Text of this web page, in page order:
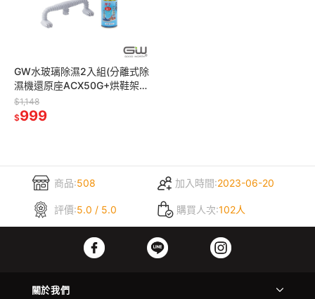
GW水玻璃除濕2入組(分離式除
濕機還原座ACX50G+烘鞋架
ACA130A 各1)【贈】日本
TAMURA鞋襪除臭噴霧*1
$1,148
$999
商品:508 加入時間:2023-06-20
評價:5.0 / 5.0 購買人次:102人
關於我們